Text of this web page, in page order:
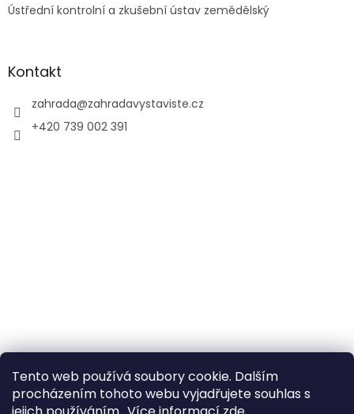
Tento web používá soubory cookie. Dalším
procházením tohoto webu vyjadřujete souhlas s
Ústřední kontrolní a zkušební ústav zemědělský
Kontakt
zahrada@zahradavystaviste.cz
+420 739 002 391